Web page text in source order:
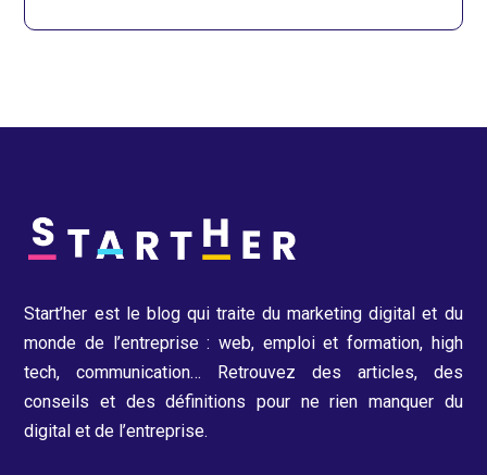
Start’her est le blog qui traite du marketing digital et du
monde de l’entreprise : web, emploi et formation, high
tech, communication… Retrouvez des articles, des
conseils et des définitions pour ne rien manquer du
digital et de l’entreprise.